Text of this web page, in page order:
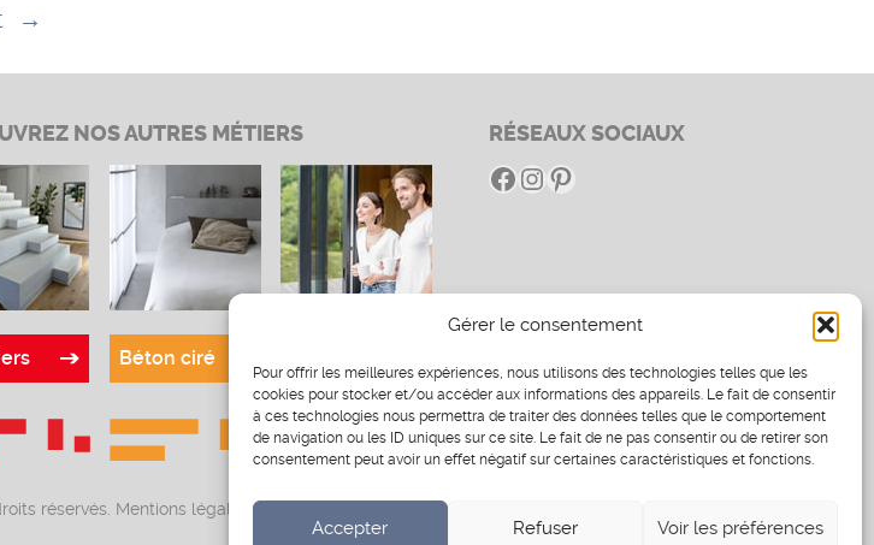
Gérer le consentement
Pour offrir les meilleures expériences, nous utilisons des technologies telles que les
cookies pour stocker et/ou accéder aux informations des appareils. Le fait de consentir
à ces technologies nous permettra de traiter des données telles que le comportement
de navigation ou les ID uniques sur ce site. Le fait de ne pas consentir ou de retirer son
consentement peut avoir un effet négatif sur certaines caractéristiques et fonctions.
Accepter Refuser Voir les préférences
→
NOS AUTRES MÉTIERS
Béton ciré
RÉSEAUX SOCIAUX
Facebook
Instagram
Pinterest
réservés. Mentions légales -